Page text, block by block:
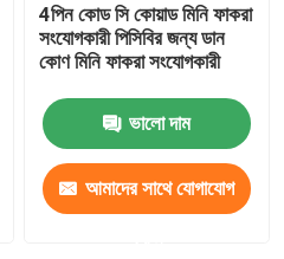
4পিন কোড সি কোয়াড মিনি ফাকরা
সংযোগকারী পিসিবির জন্য ডান
কোণ মিনি ফাকরা সংযোগকারী
ভালো দাম
আমাদের সাথে যোগাযোগ